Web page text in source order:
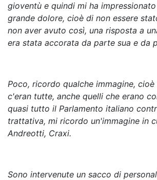
gioventù e quindi mi ha
grande dolore, cioè di non essere
non aver avuto così, una risposta a
era stata accorata da parte sua e da
Poco, ricordo qualche immagine,
c'eran tutte, anche quelli che erano
quasi tutto il Parlamento italiano
trattativa, mi ricordo un'immagine in
Andreotti, Craxi.
Sono intervenute un sacco di